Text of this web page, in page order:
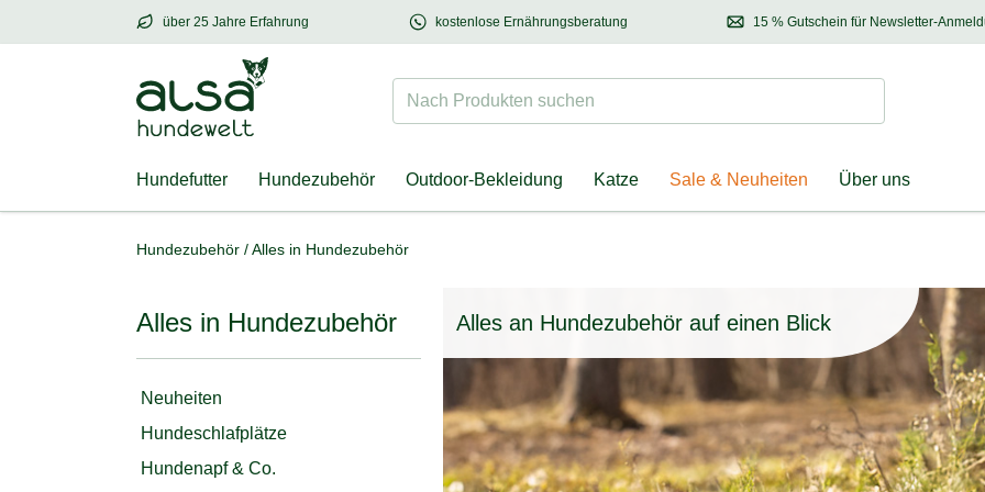
über 25 Jahre Erfahrung
über25 Jahre Erfahrung – mit Herz für Hund & Halter 15 % Gutschein für Newsletter-
Entdecken Sie
kostenlose Ernährungsberatung
Kontaktieren Sie unsere
Ernährungsberatung:
Nach Produkten suchen Suchen
Hundefutter Hundezubehör Outdoor-Bekleidung Katze Sale & Neuheiten Über uns
Hundezubehör /Alles in Hundezubehör
Alles in Hundezubehör
Neuheiten
Hundeschlafplätze
Hundenapf & Co.
Alles an Hundezubehör auf einen Blick